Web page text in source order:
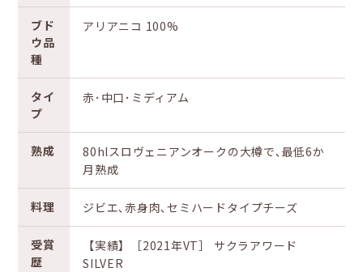
ブド
ウ品
種
アリアニコ 100%
タイ
プ
赤･中口･ミディアム
熟成
80hlスロヴェニアンオークの大樽で､最低6か
月熟成
料理 ジビエ､赤身肉､セミハードタイプチーズ
受賞
歴
【実績】［2021年VT］ サクラアワード
SILVER